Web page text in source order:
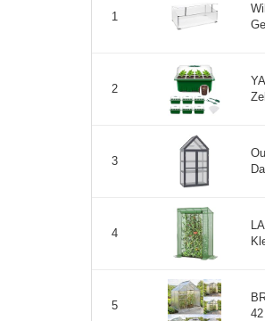
1
2
3
4
5
42